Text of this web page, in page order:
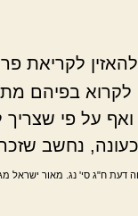
לקריאת
לקרוא בפיהם
על פי
נחשב
דעת ח"ג סי' נג. מאור ישראל